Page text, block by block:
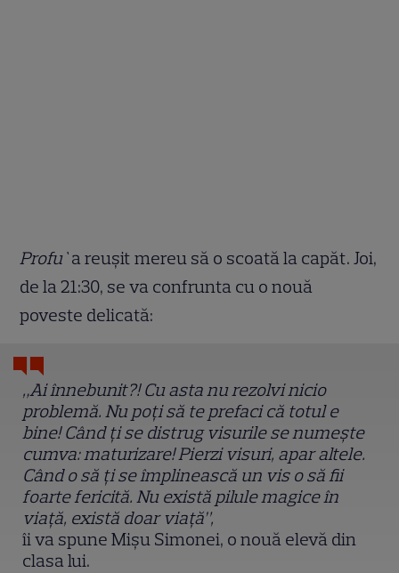
Profu`a reușit mereu să o scoată la capăt. Joi,
de la 21:30, se va confrunta cu o nouă
poveste delicată:
„Ai înnebunit?! Cu asta nu rezolvi nicio
problemă. Nu poți să te prefaci că totul e
bine! Când ți se distrug visurile se numește
cumva: maturizare! Pierzi visuri, apar altele.
Când o să ți se împlinească un vis o să fii
foarte fericită. Nu există pilule magice în
viață, există doar viață”,
îi va spune Mișu Simonei, o nouă elevă din
clasa lui.